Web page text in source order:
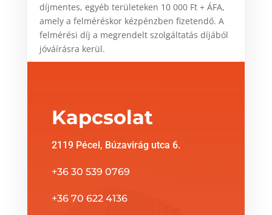
díjmentes, egyéb területeken 10 000 Ft + ÁFA,
amely a felméréskor kézpénzben fizetendő. A
felmérési díj a megrendelt szolgáltatás díjából
jóváírásra kerül.
Kapcsolat
2119 Pécel, Búzavirág utca 6.
+36 30 539 0769
+36 70 622 4136